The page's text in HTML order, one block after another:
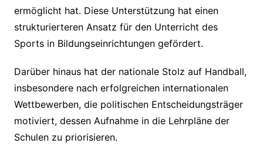
ermöglicht hat. Diese Unterstützung hat einen
strukturierteren Ansatz für den Unterricht des
Sports in Bildungseinrichtungen gefördert.
Darüber hinaus hat der nationale Stolz auf Handball,
insbesondere nach erfolgreichen internationalen
Wettbewerben, die politischen Entscheidungsträger
motiviert, dessen Aufnahme in die Lehrpläne der
Schulen zu priorisieren.